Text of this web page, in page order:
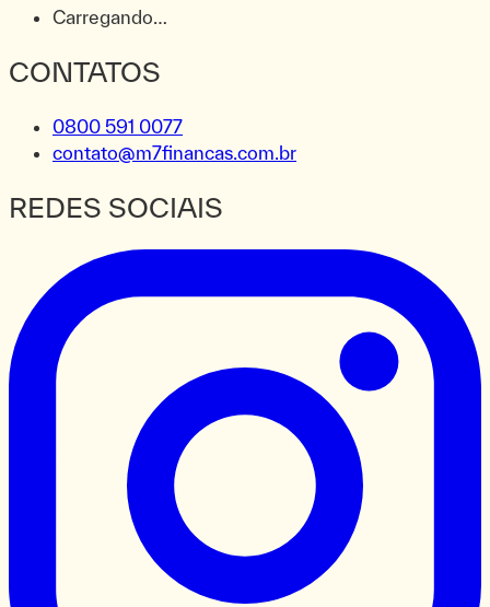
Carregando…
CONTATOS
0800 591 0077
contato@m7financas.com.br
REDES SOCIAIS